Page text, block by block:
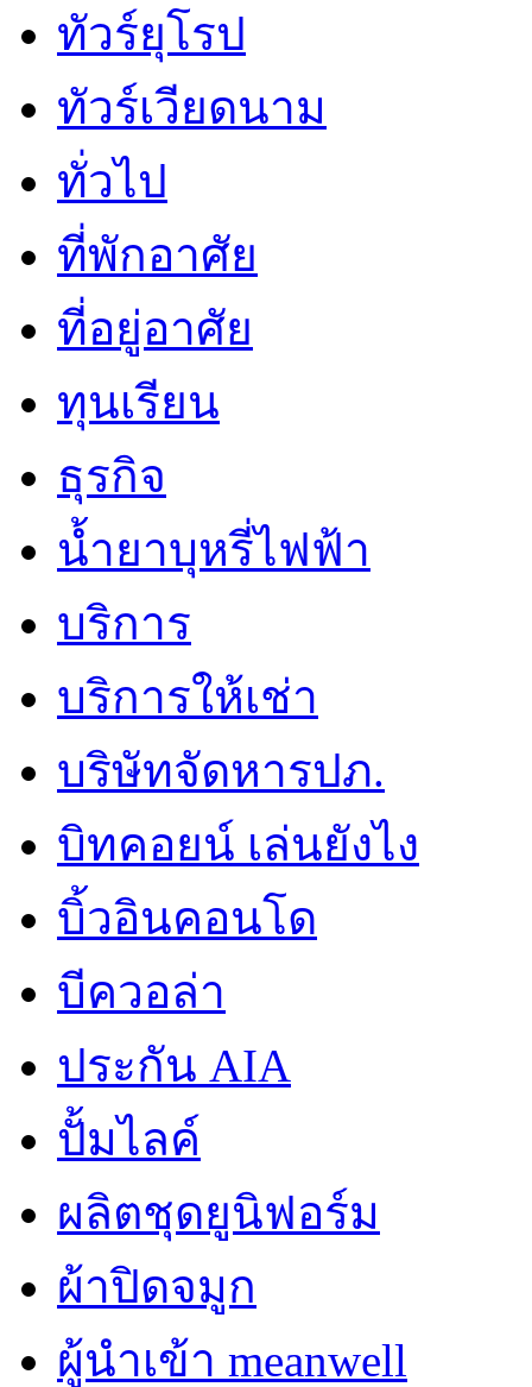
ทัวร์ยุโรป
ทัวร์เวียดนาม
ทั่วไป
ที่พักอาศัย
ที่อยู่อาศัย
ทุนเรียน
ธุรกิจ
น้ำยาบุหรี่ไฟฟ้า
บริการ
บริการให้เช่า
บริษัทจัดหารปภ.
บิทคอยน์ เล่นยังไง
บิ้วอินคอนโด
บีควอล่า
ประกัน AIA
ปั้มไลค์
ผลิตชุดยูนิฟอร์ม
ผ้าปิดจมูก
ผู้นำเข้า meanwell